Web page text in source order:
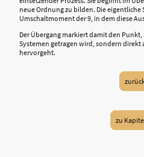
neue Ordnung zu bilden. Die
Umschaltmoment der 9, in dem diese
Der Übergang markiert damit den
Systemen getragen wird, sondern direkt
hervorgeht.
zu